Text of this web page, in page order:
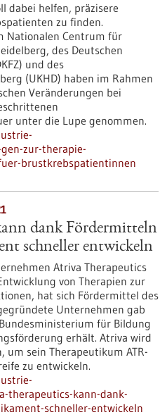
dabei helfen, präzisere
zu finden.
Nationalen Centrum für
des Deutschen
und des
(UKHD) haben im Rahmen
Veränderungen bei
unter die Lupe genommen.
zur-therapie-
brustkrebspatientinnen
dank Fördermitteln
schneller entwickeln
Atriva Therapeutics
von Therapien zur
hat sich Fördermittel des
Unternehmen gab
für Bildung
erhält. Atriva wird
sein Therapeutikum ATR-
zu entwickeln.
kann-dank-
schneller-entwickeln